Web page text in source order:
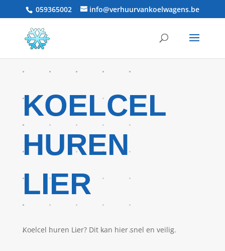
059365002 info@verhuurvankoelwagens.be
KOELCEL
HUREN
LIER
Koelcel huren Lier? Dit kan hier snel en veilig.